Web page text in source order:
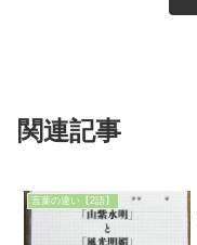
関連記事
言葉の違い【2語】